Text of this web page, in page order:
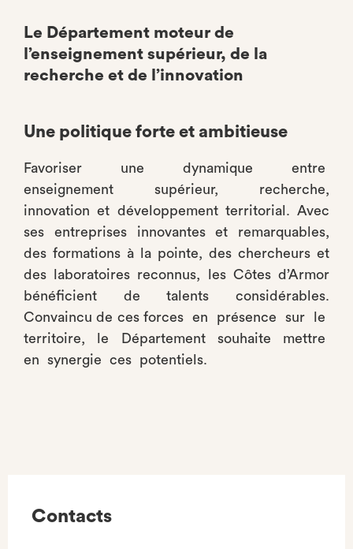
Le Département moteur de
l’enseignement supérieur, de la
recherche et de l’innovation
Une politique forte et ambitieuse
Favoriser une dynamique entre
enseignement supérieur, recherche,
innovation et développement territorial. Avec
ses entreprises innovantes et remarquables,
des formations à la pointe, des chercheurs et
des laboratoires reconnus, les Côtes d’Armor
bénéficient de talents considérables.
Convaincu de ces forces en présence sur le
territoire, le Département souhaite mettre
en synergie ces potentiels.
Contacts